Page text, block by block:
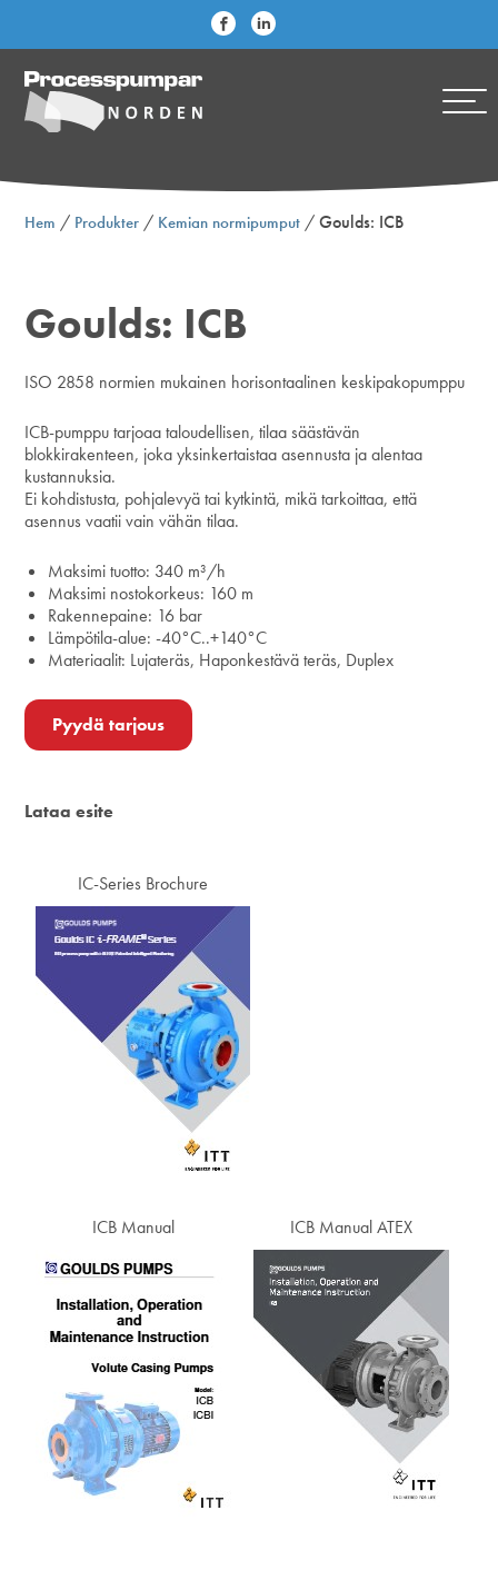
Hem / Produkter / Kemian normipumput /Goulds: ICB
Goulds: ICB
ISO 2858 normien mukainen horisontaalinen keskipakopumppu
ICB-pumppu tarjoaa taloudellisen, tilaa säästävän
blokkirakenteen, joka yksinkertaistaa asennusta ja alentaa
kustannuksia.
Ei kohdistusta, pohjalevyä tai kytkintä, mikä tarkoittaa, että
asennus vaatii vain vähän tilaa.
Maksimi tuotto: 340 m³/h
Maksimi nostokorkeus: 160 m
Rakennepaine: 16 bar
Lämpötila-alue: -40°C..+140°C
Materiaalit: Lujateräs, Haponkestävä teräs, Duplex
Pyydä tarjous
Lataa esite
IC-Series Brochure
ICB Manual ICB Manual ATEX